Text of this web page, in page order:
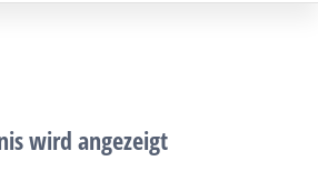
wird angezeigt